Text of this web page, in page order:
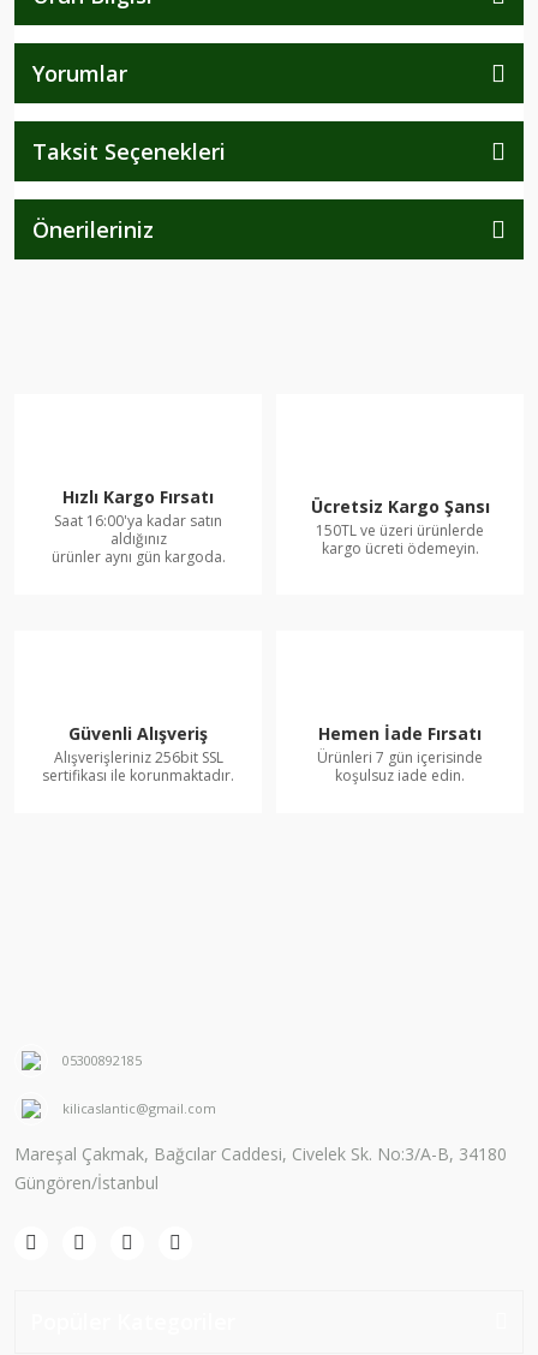
Yorumlar
Taksit Seçenekleri
Önerileriniz
Hızlı Kargo Fırsatı
Saat 16:00'ya kadar satın
aldığınız
ürünler aynı gün kargoda.
Ücretsiz Kargo Şansı
150TL ve üzeri ürünlerde
kargo ücreti ödemeyin.
Güvenli Alışveriş
Alışverişleriniz 256bit SSL
sertifikası ile korunmaktadır.
Hemen İade Fırsatı
Ürünleri 7 gün içerisinde
koşulsuz iade edin.
05300892185
kilicaslantic@gmail.com
Mareşal Çakmak, Bağcılar Caddesi, Civelek Sk. No:3/A-B, 34180
Güngören/İstanbul